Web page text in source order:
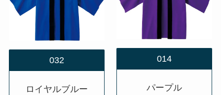
032
ロイヤルブルー
014
パープル